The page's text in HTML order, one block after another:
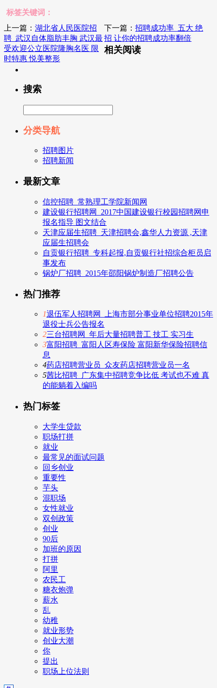
标签关键词：
上一篇： 湖北省人民医院招
聘_武汉自体脂肪丰胸 武汉最
受欢迎公立医院隆胸名医 限
时特惠 悦美整形
下一篇：招聘成功率_五大 绝
招 让你的招聘成功率翻倍
相关阅读
搜索
分类导航
招聘图片
招聘新闻
最新文章
信控招聘_常熟理工学院新闻网
建设银行招聘网_2017中国建设银行校园招聘网申
报名指导 图文结合
天津应届生招聘_天津招聘会,鑫华人力资源 ,天津
应届生招聘会
自贡银行招聘_专科起报,自贡银行社招综合柜员启
事发布
锅炉厂招聘_2015年邵阳锅炉制造厂招聘公告
热门推荐
1退伍军人招聘网_上海市部分事业单位招聘2015年
退役士兵公告报名
2三台招聘网_年后大量招聘普工 技工 实习生
3富阳招聘_富阳人区寿保险 富阳新华保险招聘信
息
4药店招聘营业员_众友药店招聘营业员一名
5茜比招聘_广东集中招聘竞争比低 考试也不难 真
的能躺着入编吗
热门标签
大学生贷款
职场打拼
就业
最常见的面试问题
回乡创业
重要性
芋头
混职场
女性就业
双创政策
创业
90后
加班的原因
打拼
阿里
农民工
糖衣炮弹
薪水
乱
幼稚
就业形势
创业大潮
你
提出
职场上位法则